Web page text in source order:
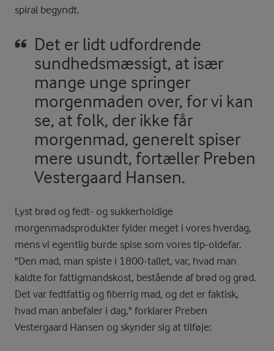
spiral begyndt.
Det er lidt udfordrende
sundhedsmæssigt, at især
mange unge springer
morgenmaden over, for vi kan
se, at folk, der ikke får
morgenmad, generelt spiser
mere usundt, fortæller Preben
Vestergaard Hansen.
Lyst brød og fedt- og sukkerholdige
morgenmadsprodukter fylder meget i vores hverdag,
mens vi egentlig burde spise som vores tip-oldefar.
"Den mad, man spiste i 1800-tallet, var, hvad man
kaldte for fattigmandskost, bestående af brød og grød.
Det var fedtfattig og fiberrig mad, og det er faktisk,
hvad man anbefaler i dag," forklarer Preben
Vestergaard Hansen og skynder sig at tilføje: